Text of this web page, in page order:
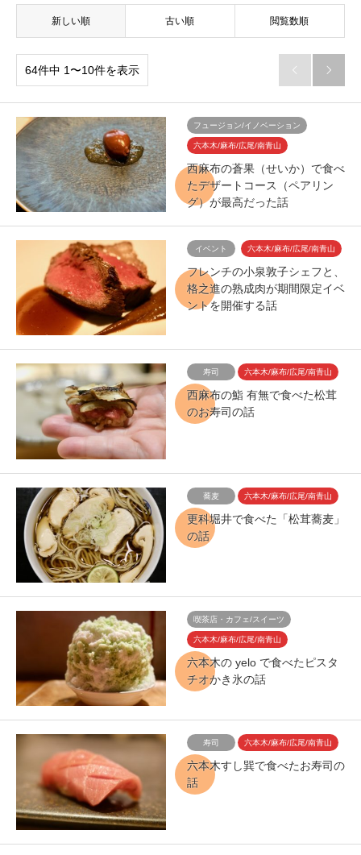
新しい順 古い順 閲覧数順
64件中 1〜10件を表示  
フュージョン/イノベーション
六本木/麻布/広尾/南青山
西麻布の蒼果（せいか）で食べ
たデザートコース（ペアリン
グ）が最高だった話
イベント 六本木/麻布/広尾/南青山
フレンチの小泉敦子シェフと、
格之進の熟成肉が期間限定イベ
ントを開催する話
寿司 六本木/麻布/広尾/南青山
西麻布の鮨 有無で食べた松茸
のお寿司の話
蕎麦 六本木/麻布/広尾/南青山
更科堀井で食べた「松茸蕎麦」
の話
喫茶店・カフェ/スイーツ
六本木/麻布/広尾/南青山
六本木の yelo で食べたピスタ
チオかき氷の話
寿司 六本木/麻布/広尾/南青山
六本木すし巽で食べたお寿司の
話